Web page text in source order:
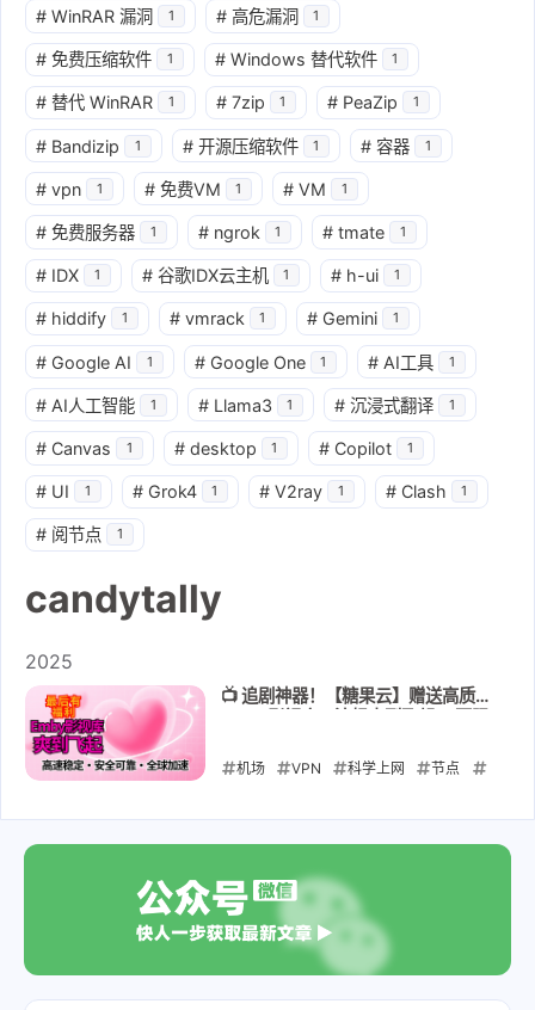
# WinRAR 漏洞 1 # 高危漏洞 1
# 免费压缩软件 1 # Windows 替代软件 1
# 替代 WinRAR 1 # 7zip 1 # PeaZip 1
# Bandizip 1 # 开源压缩软件 1 # 容器 1
# vpn 1 # 免费VM 1 # VM 1
# 免费服务器 1 # ngrok 1 # tmate 1
# IDX 1 # 谷歌IDX云主机 1 # h-ui 1
# hiddify 1 # vmrack 1 # Gemini 1
# Google AI 1 # Google One 1 # AI工具 1
# AI人工智能 1 # Llama3 1 # 沉浸式翻译 1
# Canvas 1 # desktop 1 # Copilot 1
# UI 1 # Grok4 1 # V2ray 1 # Clash 1
# 阅节点 1
candytally
2025
📺 追剧神器！【糖果云】赠送高质量
折机场 VPN 科学上网 节点
EMBY影视库
2025-08-23